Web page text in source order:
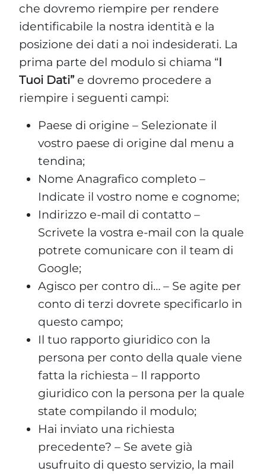
che dovremo riempire per rendere
identificabile la nostra identità e la
posizione dei dati a noi indesiderati. La
prima parte del modulo si chiama “I
Tuoi Dati” e dovremo procedere a
riempire i seguenti campi:
Paese di origine – Selezionate il
vostro paese di origine dal menu a
tendina;
Nome Anagrafico completo –
Indicate il vostro nome e cognome;
Indirizzo e-mail di contatto –
Scrivete la vostra e-mail con la quale
potrete comunicare con il team di
Google;
Agisco per contro di… – Se agite per
conto di terzi dovrete specificarlo in
questo campo;
Il tuo rapporto giuridico con la
persona per conto della quale viene
fatta la richiesta – Il rapporto
giuridico con la persona per la quale
state compilando il modulo;
Hai inviato una richiesta
precedente? – Se avete già
usufruito di questo servizio, la mail